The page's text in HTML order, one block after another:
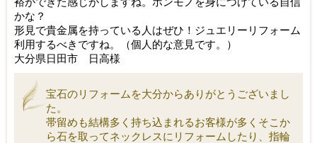
かな？
形見で貴金属を持っている人はぜひ！ ジュエリーリフォーム
利用するべきですね。（個人的な意見です。
）
大分県日田市 日高様
宝石のリフォームを大分からありがとうございまし
た。
帯留めも結構多く持ち込まれるお客様が多くそこか
ら石を取ってネックレスにリフォームしたり、指輪